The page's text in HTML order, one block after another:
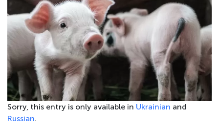
Sorry, this entry is only available in Ukrainian and
Russian.